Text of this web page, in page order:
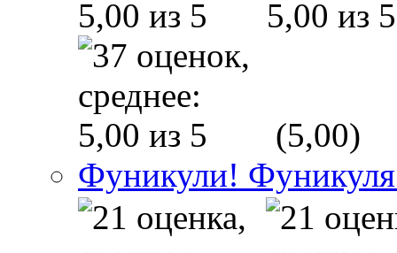
(5,00)
Фуникули!